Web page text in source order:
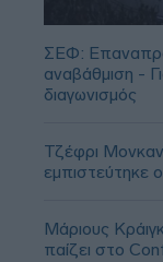
ΣΕΦ:
αναβάθμιση -
διαγωνισμός
Τζέφρι
εμπιστεύτηκε
Μάριους
παίζει στο